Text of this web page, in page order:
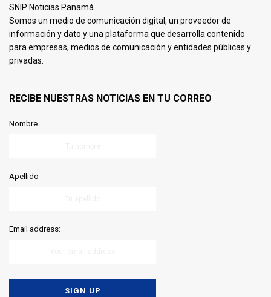
SNIP Noticias Panamá
Somos un medio de comunicación digital, un proveedor de
información y dato y una plataforma que desarrolla contenido
para empresas, medios de comunicación y entidades públicas y
privadas.
RECIBE NUESTRAS NOTICIAS EN TU CORREO
Nombre
Apellido
Email address: